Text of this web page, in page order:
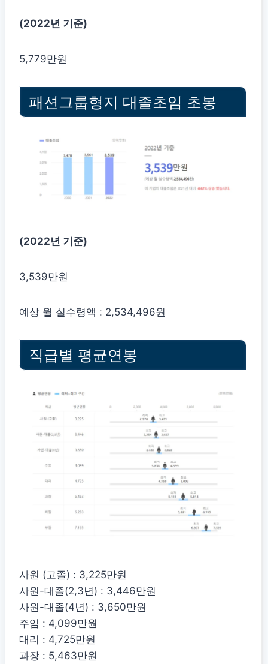
(2022년 기준)
5,779만원
패션그룹형지 대졸초임 초봉
(2022년 기준)
3,539만원
예상 월 실수령액 : 2,534,496원
직급별 평균연봉
사원 (고졸) : 3,225만원
사원-대졸(2,3년) : 3,446만원
사원-대졸(4년) : 3,650만원
주임 : 4,099만원
대리 : 4,725만원
과장 : 5,463만원